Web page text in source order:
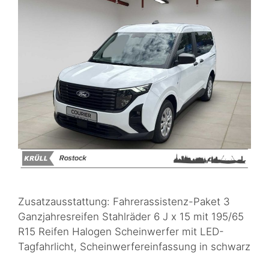
Zusatzausstattung: Fahrerassistenz-Paket 3
Ganzjahresreifen Stahlräder 6 J x 15 mit 195/65
R15 Reifen Halogen Scheinwerfer mit LED-
Tagfahrlicht, Scheinwerfereinfassung in schwarz